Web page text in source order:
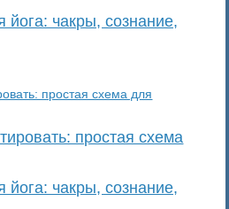
йога: чакры, сознание,
простая схема
йога: чакры, сознание,